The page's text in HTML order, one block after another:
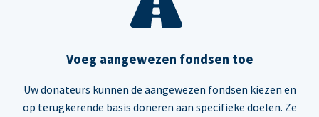
Voeg aangewezen fondsen toe
Uw donateurs kunnen de aangewezen fondsen kiezen en
op terugkerende basis doneren aan specifieke doelen. Ze